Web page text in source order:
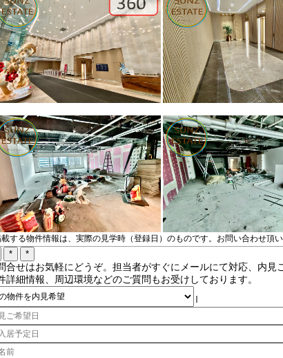
する物件情報は、実際の見学時（登録日）のものです。お問い合わせ頂
合せはお気軽にどうぞ。担当者がすぐにメールにて対応、内見
詳細情報、周辺環境などのご質問もお受けしております。